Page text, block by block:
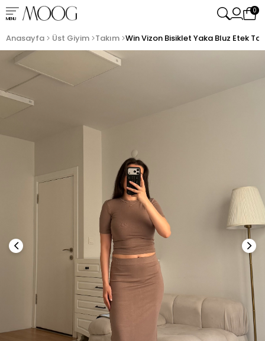
MENU
0
Anasayfa Üst Giyim Takım Win Vizon Bisiklet Yaka Bluz Etek